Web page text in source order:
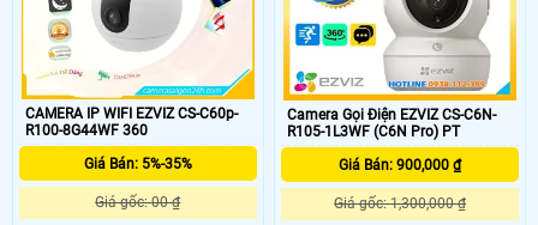
nước, hoạt động bền bỉ trong mọi
điều kiện thời tiết.
CAMERA IP WIFI EZVIZ CS-C60p-
R100-8G44WF 360
Giá Bán: 5%-35%
Giá gốc: 00 ₫
Camera Gọi Điện EZVIZ CS-C6N-
R105-1L3WF (C6N Pro) PT
Giá Bán: 900,000 ₫
Giá gốc: 1,300,000 ₫